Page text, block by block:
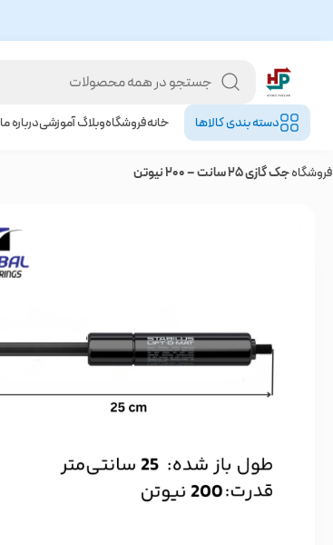
دسته بندی کالا‌ها خانهفروشگاهوبلاگ آموزشیدرباره ما
فروشگاهجک گازی 25 سانت – 200 نیوتن